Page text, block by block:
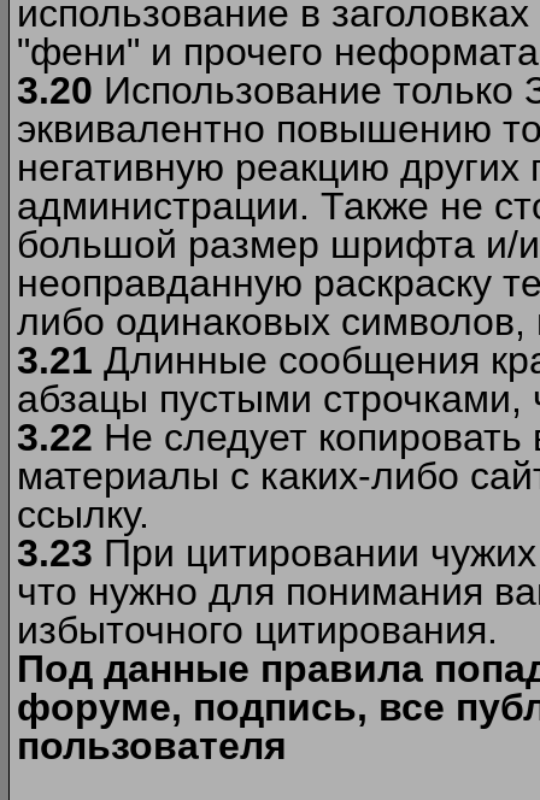
использование в
"фени" и прочего
3.20 Использование
эквивалентно повышению
негативную реакцию
администрации. Также не
большой размер шрифта и/
неоправданную раскраску
либо одинаковых
3.21 Длинные сообщения
абзацы пустыми
3.22 Не следует
материалы c каких-либо
ссылку.
3.23 При цитировании
что нужно для понимания
избыточного цитирования.
Под данные правила
форуме, подпись, все
пользователя